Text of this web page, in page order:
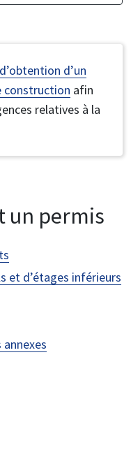
d’un
construction afin
relatives à la
un permis
et d’étages inférieurs